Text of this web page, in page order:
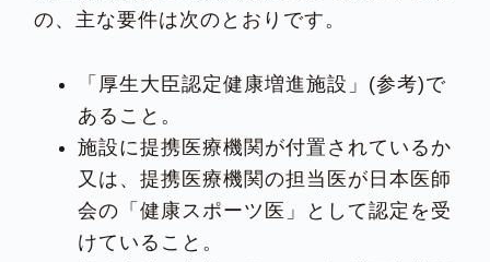
の、主な要件は次のとおりです。
「厚生大臣認定健康増進施設」(参考)で
あること。
施設に提携医療機関が付置されているか
又は、提携医療機関の担当医が日本医師
会の「健康スポーツ医」として認定を受
けていること。